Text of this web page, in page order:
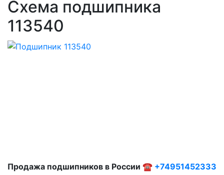
Схема подшипника
113540
Продажа подшипников в России ☎ +74951452333